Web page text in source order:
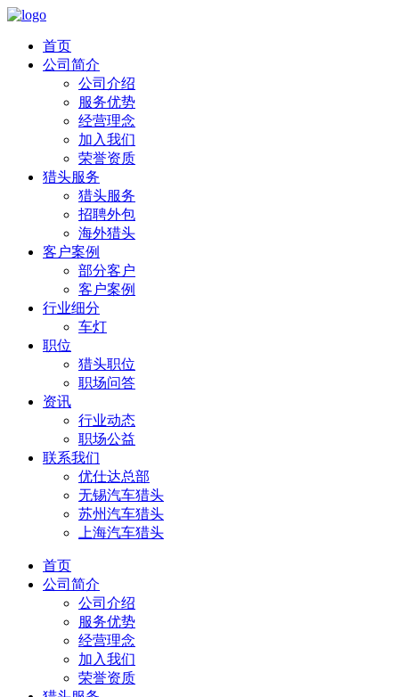
首页
公司简介
公司介绍
服务优势
经营理念
加入我们
荣誉资质
猎头服务
猎头服务
招聘外包
海外猎头
客户案例
部分客户
客户案例
行业细分
车灯
职位
猎头职位
职场问答
资讯
行业动态
职场公益
联系我们
优仕达总部
无锡汽车猎头
苏州汽车猎头
上海汽车猎头
首页
公司简介
公司介绍
服务优势
经营理念
加入我们
荣誉资质